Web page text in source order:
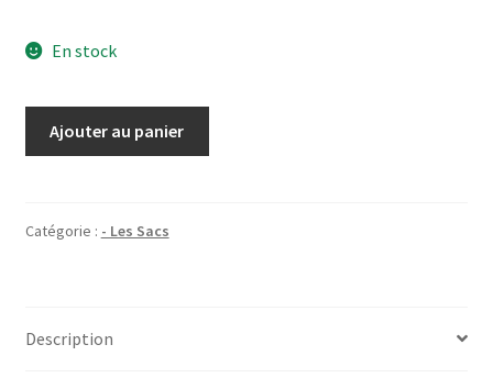
En stock
Ajouter au panier
Catégorie : - Les Sacs
Description